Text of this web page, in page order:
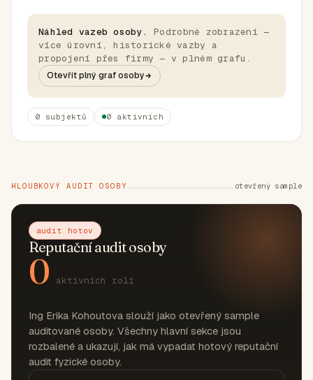
Náhled vazeb osoby.
Podrobné zobrazení —
více úrovní, historické vazby a
propojení přes firmy — v plném grafu.
Otevřít plný graf osoby
0 subjektů 0 aktivních
HLOUBKOVÝ AUDIT OSOBY otevřený sample
audit hotov
Reputační audit osoby
0 aktivních rolí
Ing Erika Kohoutova slouží jako otevřený sample
auditované osoby. Všechny hlavní sekce jsou
rozbalené a ukazují, jak má vypadat hotový reputační
audit fyzické osoby.